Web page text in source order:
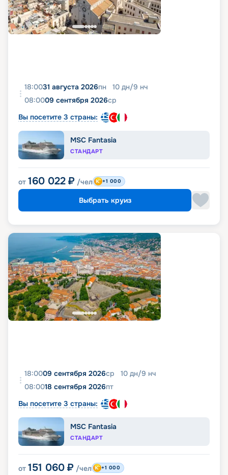
18:0031 августа 2026пн 10 дн/9 нч
08:0009 сентября 2026ср
Вы посетите 3 страны:
MSC Fantasia
СТАНДАРТ
от 160 022 ₽ /чел +1 000
Выбрать круиз
18:0009 сентября 2026ср 10 дн/9 нч
08:0018 сентября 2026пт
Вы посетите 3 страны:
MSC Fantasia
СТАНДАРТ
от 151 060 ₽ /чел +1 000